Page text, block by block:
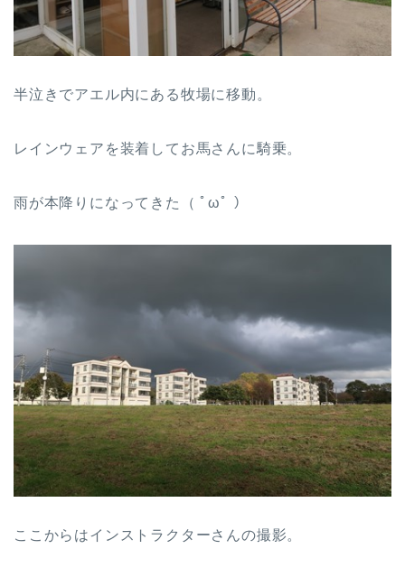
半泣きでアエル内にある牧場に移動。
レインウェアを装着してお馬さんに騎乗。
雨が本降りになってきた（ ﾟωﾟ ）
ここからはインストラクターさんの撮影。